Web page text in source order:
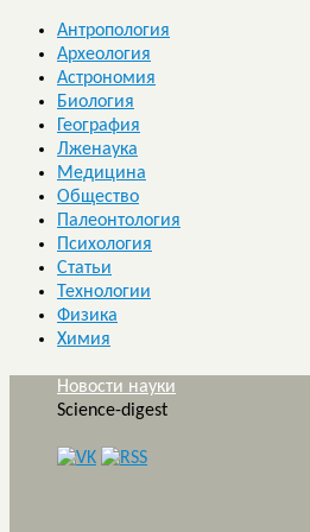
Антропология
Археология
Астрономия
Биология
География
Лженаука
Медицина
Общество
Палеонтология
Психология
Статьи
Технологии
Физика
Химия
Новости науки
Science-digest